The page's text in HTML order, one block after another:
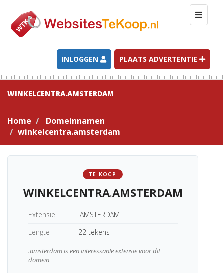
T
o
g
l
e
n
t
i
INLOGGEN PLAATS ADVERTENTIE
WINKELCENTRA.AMSTERDAM
Home
Domeinnamen
winkelcentra.amsterdam
TE KOOP
WINKELCENTRA.AMSTERDAM
Extensie
.AMSTERDAM
Lengte
22 tekens
.amsterdam is een interessante extensie voor dit
domein